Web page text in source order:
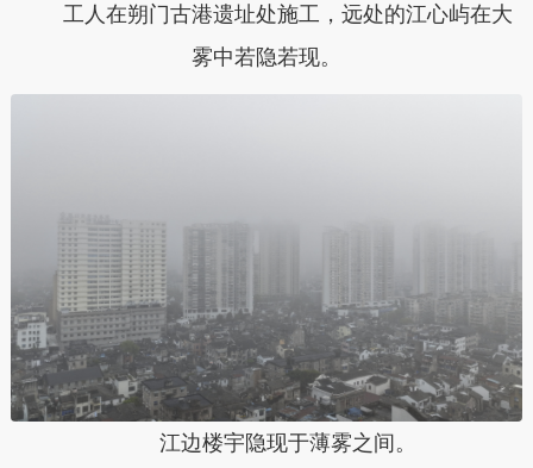
工人在朔门古港遗址处施工，远处的江心屿在大
雾中若隐若现。
江边楼宇隐现于薄雾之间。